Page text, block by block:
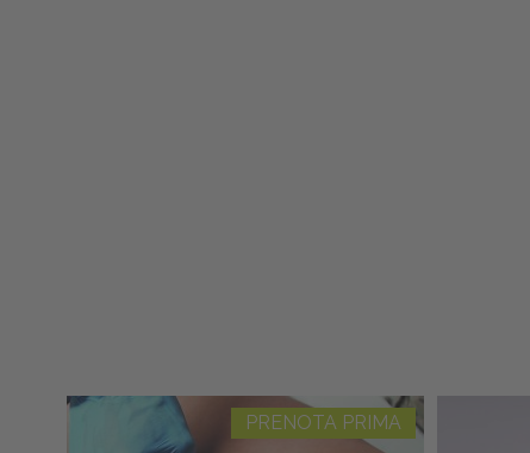
PRENOTA PRIMA